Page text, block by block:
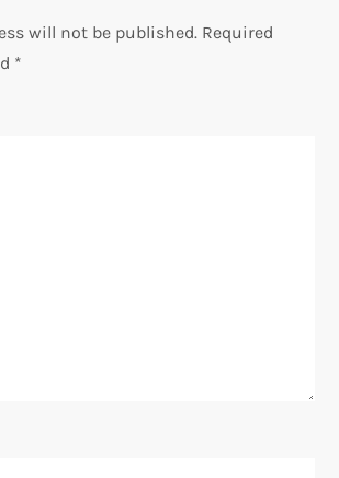
will not be published. Required
*